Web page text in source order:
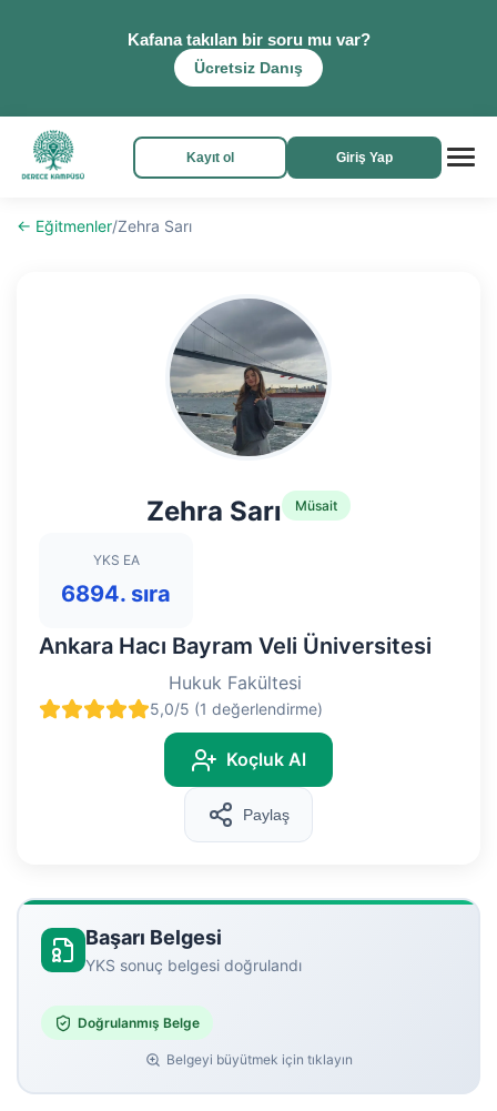
Kafana takılan bir soru mu var?
Ücretsiz Danış
Kayıt ol Giriş Yap
← Eğitmenler/Zehra Sarı
Zehra Sarı Müsait
YKS EA
6894. sıra
Ankara Hacı Bayram Veli Üniversitesi
Hukuk Fakültesi
5,0/5 (1 değerlendirme)
Koçluk Al
Paylaş
Başarı Belgesi
YKS sonuç belgesi doğrulandı
Doğrulanmış Belge
Belgeyi büyütmek için tıklayın